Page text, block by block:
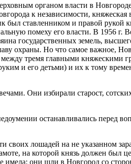
органом власти в
к независимости, княжеская
ставленником и правой рукой
помеху его власти. В 1956 г.
государственных земель,
охраны. Но что самое важное,
тремя главными княжескими
и его детьми) и их к тому
Они избирали старост,
останавливались перед
своих лошадей на не указанном
на которой князь должен был
имела: они шли в Новгород со